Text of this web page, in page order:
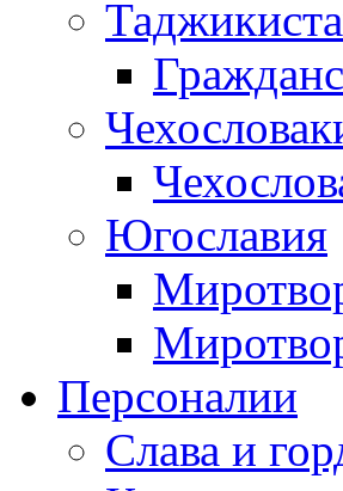
Югославия
Персоналии
Слава и